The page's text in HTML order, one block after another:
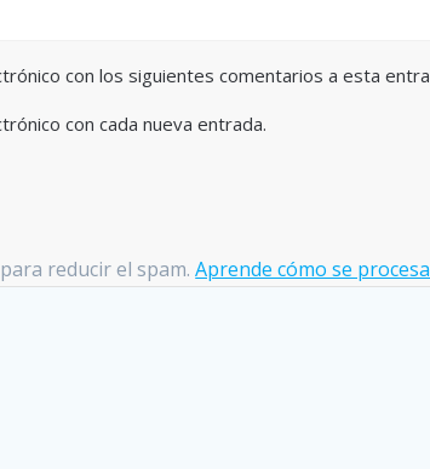
con los siguientes comentarios a esta
con cada nueva entrada.
reducir el spam.Aprende cómo se